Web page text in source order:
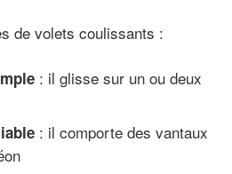
de volets coulissants :
: il glisse sur un ou deux
: il comporte des vantaux